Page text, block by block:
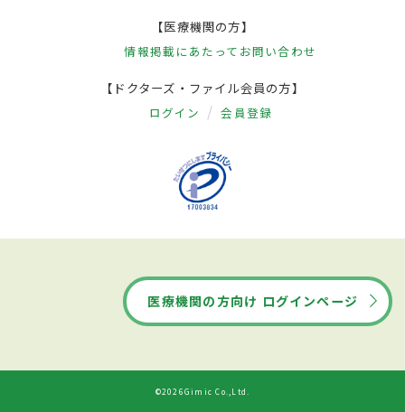
【医療機関の方】
情報掲載にあたって お問い合わせ
【ドクターズ・ファイル会員の方】
ログイン 会員登録
医療機関の方向け ログインページ
©2026Gimic Co.,Ltd.